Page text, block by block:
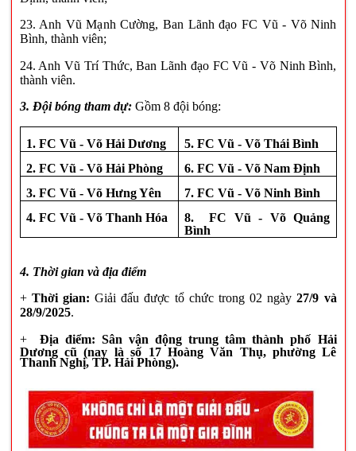
23. Anh Vũ Mạnh Cường, Ban Lãnh đạo FC Vũ - Võ Ninh
Bình, thành viên;
24. Anh Vũ Trí Thức, Ban Lãnh đạo FC Vũ - Võ Ninh Bình,
thành viên.
3. Đội bóng tham dự: Gồm 8 đội bóng:
1. FC Vũ - Võ Hải Dương
5. FC Vũ - Võ Thái Bình
2. FC Vũ - Võ Hải Phòng 6.FC Vũ - Võ Nam Định
3. FC Vũ - Võ Hưng Yên 7.FC Vũ - Võ Ninh Bình
4. FC Vũ - Võ Thanh Hóa 8.
FC Vũ - Võ Quảng
Bình
4. Thời gian và địa điểm
+ Thời gian: Giải đấu được tổ chức trong 02ngày27/9 và
28/9/2025.
+ Địa điểm: Sân vận động trung tâm thành phố Hải
Dương cũ (nay là số 17 Hoàng Văn Thụ, phường Lê
Thanh Nghị, TP. Hải Phòng).